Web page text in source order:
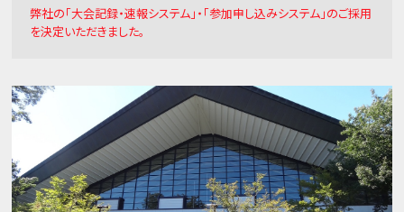
弊社の「大会記録・速報システム」・「参加申し込みシステム」のご採用
を決定いただきました。